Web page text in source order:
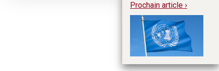
Prochain article ›